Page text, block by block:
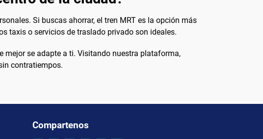
Si buscas ahorrar, el tren MRT es la opción más
taxis o servicios de traslado privado son ideales.
mejor se adapte a ti. Visitando nuestra plataforma,
contratiempos.
Compartenos